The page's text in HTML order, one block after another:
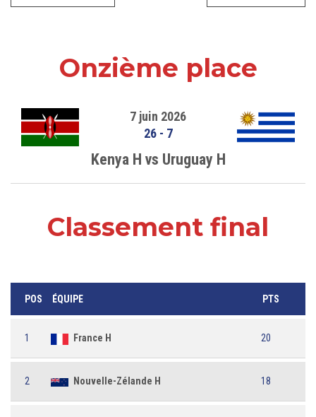
Onzième place
7 juin 2026
26- 7
Kenya H vs Uruguay H
Classement final
POS ÉQUIPE PTS
1 France H 20
2 Nouvelle-Zélande H 18